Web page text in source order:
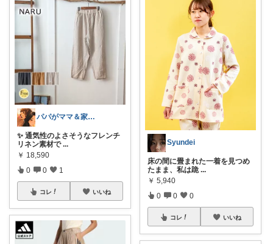
パパがママ＆家族の笑顔の為に選ぶ品😆
✨ 通気性のよさそうなフレンチ
リネン素材で ...
￥ 18,590
0 0 1
コレ いいね
Syundei
床の間に畳まれた一着を見つめ
たまま、私は跪 ...
￥ 5,940
0 0 0
コレ いいね